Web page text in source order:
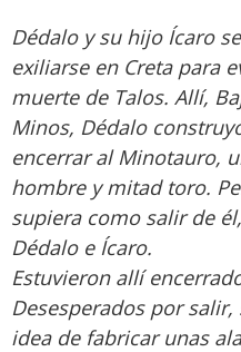
Dédalo y su hijo Ícaro
exiliarse en Creta para
muerte de Talos. Allí,
Minos, Dédalo
encerrar al Minotauro,
hombre y mitad toro.
supiera como salir de
Dédalo e Ícaro.
Estuvieron allí
Desesperados por
idea de fabricar unas